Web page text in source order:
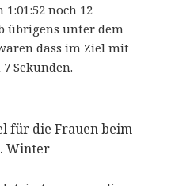
noch 12
übrigens unter dem
dass im Ziel mit
Sekunden.
für die Frauen beim
Winter